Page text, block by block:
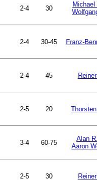
2-4 30
2-4 30-45 Franz-
2-4 45
2-5 20
3-4 60-75
Alan
Aaron
2-5 30